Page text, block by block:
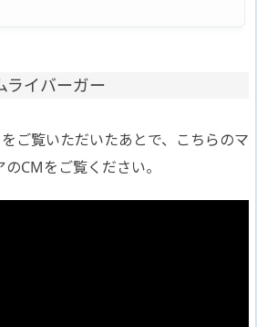
ライバーガー
ご覧いただいたあとで、こちらのマ
CMをご覧ください。